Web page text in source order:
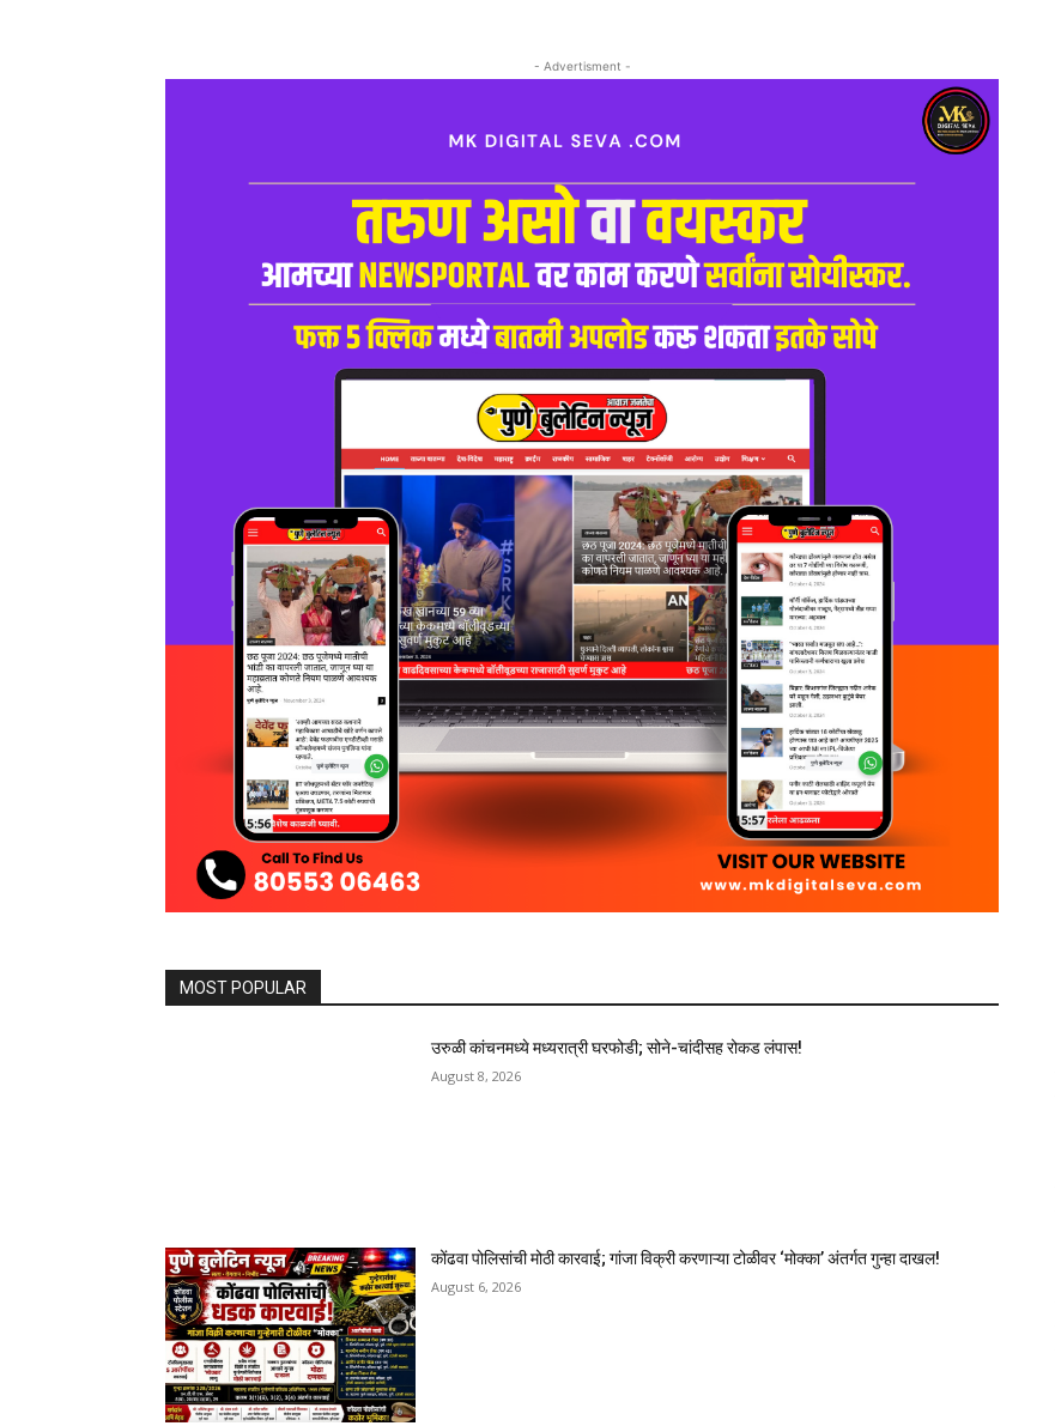
- Advertisment -
MOST POPULAR
उरुळी कांचनमध्ये मध्यरात्री घरफोडी; सोने-चांदीसह रोकड लंपास!